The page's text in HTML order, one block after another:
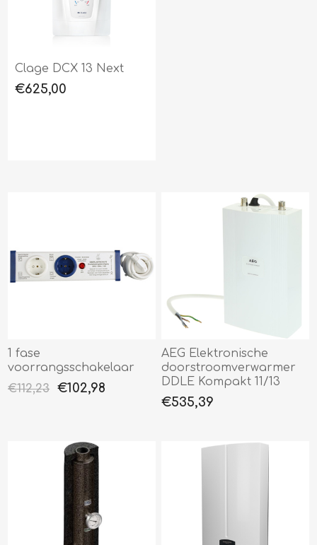
Clage DCX 13 Next
€625,00
1 fase
voorrangsschakelaar
€112,23
€102,98
AEG Elektronische
doorstroomverwarmer
DDLE Kompakt 11/13
€535,39